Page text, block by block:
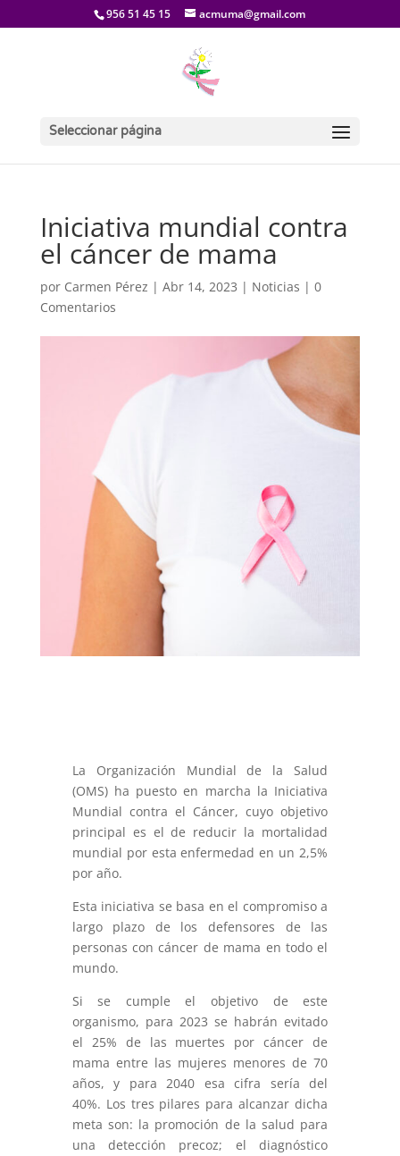
956 51 45 15 acmuma@gmail.com
Seleccionar página
Iniciativa mundial contra
el cáncer de mama
por Carmen Pérez | Abr 14, 2023 | Noticias | 0
Comentarios
La Organización Mundial de la Salud
(OMS) ha puesto en marcha la Iniciativa
Mundial contra el Cáncer, cuyo objetivo
principal es el de reducir la mortalidad
mundial por esta enfermedad en un 2,5%
por año.
Esta iniciativa se basa en el compromiso a
largo plazo de los defensores de las
personas con cáncer de mama en todo el
mundo.
Si se cumple el objetivo de este
organismo, para 2023 se habrán evitado
el 25% de las muertes por cáncer de
mama entre las mujeres menores de 70
años, y para 2040 esa cifra sería del
40%. Los tres pilares para alcanzar dicha
meta son: la promoción de la salud para
una detección precoz; el diagnóstico